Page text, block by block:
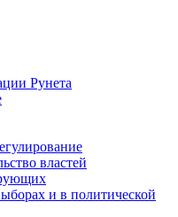
Рунета
властей
и в политической